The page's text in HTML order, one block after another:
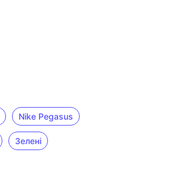
Nike Pegasus
Зелені